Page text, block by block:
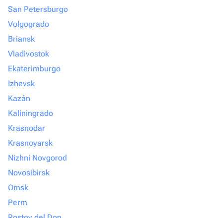
San Petersburgo
Volgogrado
Briansk
Vladivostok
Ekaterimburgo
Izhevsk
Kazán
Kaliningrado
Krasnodar
Krasnoyarsk
Nizhni Novgorod
Novosibirsk
Omsk
Perm